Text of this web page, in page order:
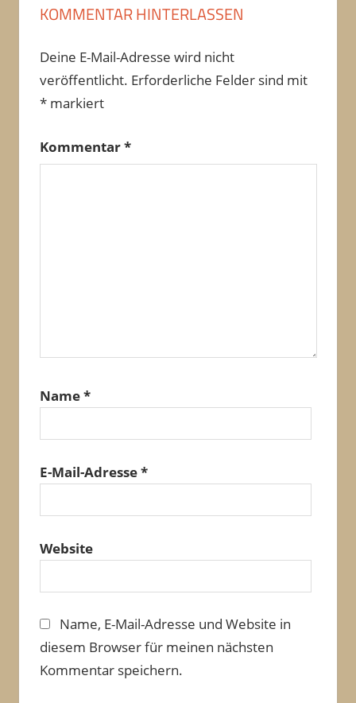
KOMMENTAR HINTERLASSEN
Deine E-Mail-Adresse wird nicht
veröffentlicht. Erforderliche Felder sind mit
*markiert
Kommentar*
Name*
E-Mail-Adresse*
Website
Name, E-Mail-Adresse und Website in
diesem Browser für meinen nächsten
Kommentar speichern.